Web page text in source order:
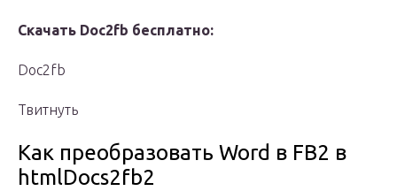
Скачать Doc2fb бесплатно:
Doc2fb
Твитнуть
Как преобразовать Word в FB2 в
htmlDocs2fb2